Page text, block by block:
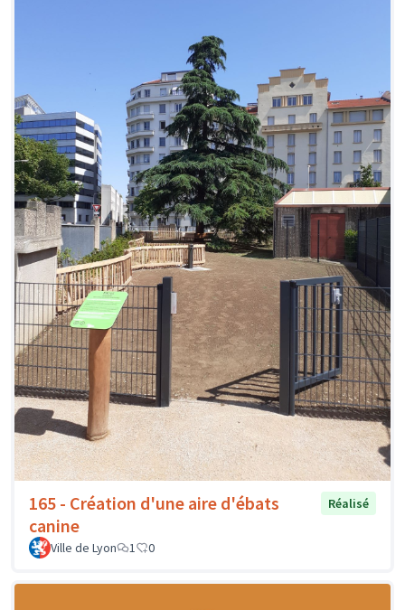
165 - Création d'une aire d'ébats
canine
Réalisé
Ville de Lyon 1 0